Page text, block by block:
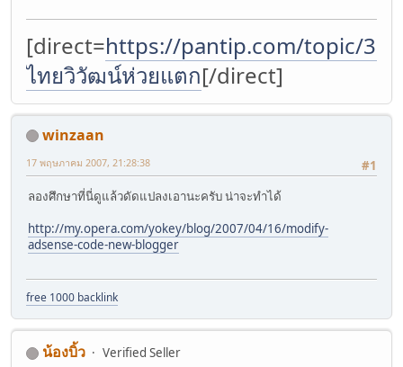
[direct=https://pantip.com/topic/
ไทยวิวัฒน์ห่วยแตก[/direct]
winzaan
#1
17 พฤษภาคม 2007, 21:28:38
ลองศึกษาที่นี่ดูแล้วดัดแปลงเอานะครับ น่าจะทำได้
http://my.opera.com/yokey/blog/2007/04/16/modify-
adsense-code-new-blogger
free 1000 backlink
น้องบิ้ว
Verified Seller